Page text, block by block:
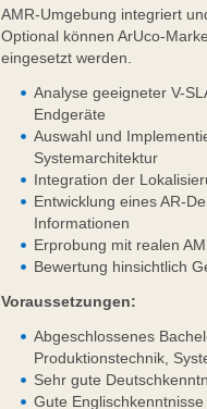
AMR-Umgebung integriert
Optional können ArUco-
eingesetzt werden.
Analyse geeigneter V-
Endgeräte
Auswahl und
Systemarchitektur
Integration der
Entwicklung eines AR-
Informationen
Erprobung mit realen
Bewertung hinsichtlich
Voraussetzungen:
Abgeschlossenes
Produktionstechnik,
Sehr gute
Gute